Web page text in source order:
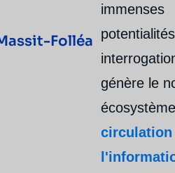
Folléa
immenses
génère le
circulation